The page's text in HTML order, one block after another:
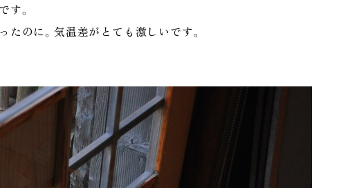
す。
のに。気温差がとても激しいです。